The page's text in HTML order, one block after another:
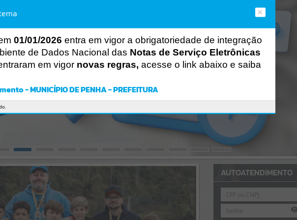
AUTOATENDIMENTO
01/01/2026 entra em vigor a obrigatoriedade de integração
de Dados Nacional das Notas de Serviço Eletrônicas
em vigor novas regras, acesse o link abaixo e saiba
- MUNICÍPIO DE PENHA - PREFEITURA
Uncaught SyntaxError: Unexpected token '('
https://penha.atende.net/static/bundle/wpo_index_2_base_l2_portal
_editores_sync_56998420b9d592b2dbd4b7f2410a60bf.js?
v=c9751bb2:47
Verificar Mais Detalhes